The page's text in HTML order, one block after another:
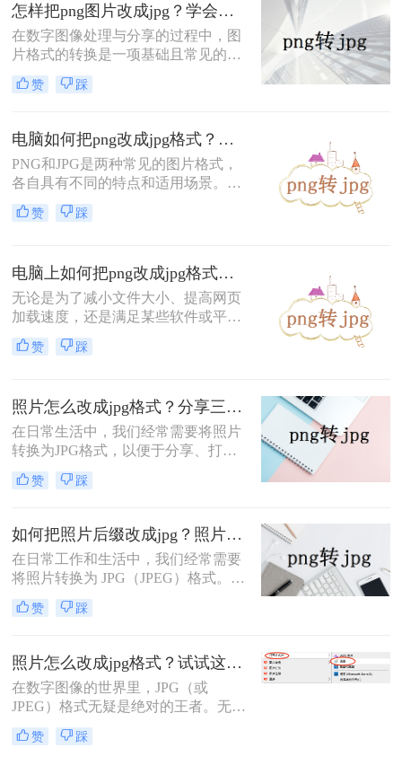
怎样把png图片改成jpg？学会这3招，轻松解决！
在数字图像处理与分享的过程中，图
片格式的转换是一项基础且常见的需
求。PNG（Portable Network
Graphics）和JPG（JPEG，Joint
广泛使用的图像格式，各自具有独特
的优势。PNG以其无损压缩、支持透
明度和丰富的颜色层次而受到青睐，
尤其适合用于需要高质量图像和透明
背景的场合。
赞 踩
电脑如何把png改成jpg格式？分享四种简单转换方法！
​PNG和JPG是两种常见的图片格式，
各自具有不同的特点和适用场景。有
时，我们可能需要将PNG图片转换为
JPG格式，以适应不同的使用需求。
改为JPG格式的方法，帮助您轻松完
成格式转换。
赞 踩
电脑上如何把png改成jpg格式？分享5种常用的转换方法！
无论是为了减小文件大小、提高网页
加载速度，还是满足某些软件或平台
对JPG格式的要求，掌握几种有效的
PNG转JPG方法都是非常有用的。那
一转换。
赞 踩
照片怎么改成jpg格式？分享三个实用转换方法！
在日常生活中，我们经常需要将照片
转换为JPG格式，以便于分享、打印
或满足某些应用的要求。那么照片怎
么改成jpg格式呢？本文将介绍三种将
法都有其特点和适用场景，您可以根
据自己的需求选择最合适的方式。
赞 踩
如何把照片后缀改成jpg？照片转换的三种方法！
在日常工作和生活中，我们经常需要
将照片转换为 JPG（JPEG）格式。
JPG 作为一种通用性极强的图像压缩
格式，能够在保持较高画质的同时显
输、社交分享、证件照提交及各类平
台上传。然而，很多用户在操作时容
易混淆“改后缀”与“真实格式转换”，
导致图片损坏或出现黑边、花屏等问
题。本文从操作难度、转换质量、隐
私安全、批量能力四个维度，对比三
赞 踩
照片怎么改成jpg格式？试试这5种转换方法！
在数字图像的世界里，JPG（或
JPEG）格式无疑是绝对的王者。无论
是上传到社交媒体、提交证件照，还
是日常的存储和分享，JPG都是最通
赞 踩